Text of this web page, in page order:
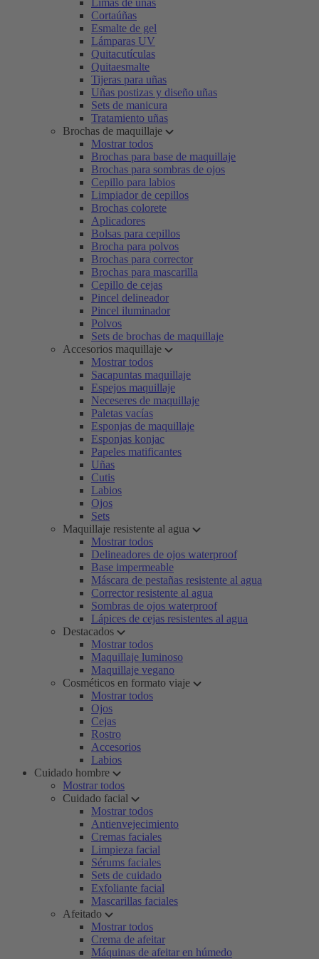
Limas de uñas
Cortaúñas
Esmalte de gel
Lámparas UV
Quitacutículas
Quitaesmalte
Tijeras para uñas
Uñas postizas y diseño uñas
Sets de manicura
Tratamiento uñas
Brochas de maquillaje
Mostrar todos
Brochas para base de maquillaje
Brochas para sombras de ojos
Cepillo para labios
Limpiador de cepillos
Brochas colorete
Aplicadores
Bolsas para cepillos
Brocha para polvos
Brochas para corrector
Brochas para mascarilla
Cepillo de cejas
Pincel delineador
Pincel iluminador
Polvos
Sets de brochas de maquillaje
Accesorios maquillaje
Mostrar todos
Sacapuntas maquillaje
Espejos maquillaje
Neceseres de maquillaje
Paletas vacías
Esponjas de maquillaje
Esponjas konjac
Papeles matificantes
Uñas
Cutis
Labios
Ojos
Sets
Maquillaje resistente al agua
Mostrar todos
Delineadores de ojos waterproof
Base impermeable
Máscara de pestañas resistente al agua
Corrector resistente al agua
Sombras de ojos waterproof
Lápices de cejas resistentes al agua
Destacados
Mostrar todos
Maquillaje luminoso
Maquillaje vegano
Cosméticos en formato viaje
Mostrar todos
Ojos
Cejas
Rostro
Accesorios
Labios
Cuidado hombre
Mostrar todos
Cuidado facial
Mostrar todos
Antienvejecimiento
Cremas faciales
Limpieza facial
Sérums faciales
Sets de cuidado
Exfoliante facial
Mascarillas faciales
Afeitado
Mostrar todos
Crema de afeitar
Máquinas de afeitar en húmedo